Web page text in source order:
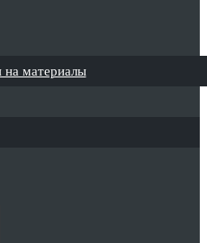
на материалы